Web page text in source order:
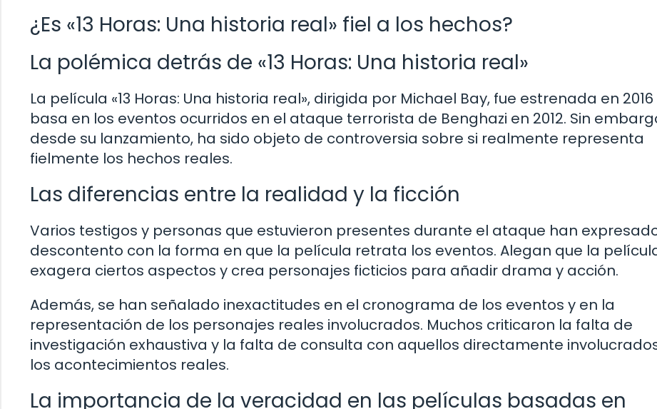
¿Es «13 Horas: Una historia real» fiel a los hechos?
La polémica detrás de «13 Horas: Una historia real»
La película «13 Horas: Una historia real», dirigida por Michael Bay, fue estrenada en 2016
basa en los eventos ocurridos en el ataque terrorista de Benghazi en 2012. Sin
desde su lanzamiento, ha sido objeto de controversia sobre si realmente representa
fielmente los hechos reales.
Las diferencias entre la realidad y la ficción
Varios testigos y personas que estuvieron presentes durante el ataque han
descontento con la forma en que la película retrata los eventos. Alegan que la
exagera ciertos aspectos y crea personajes ficticios para añadir drama y acción.
Además, se han señalado inexactitudes en el cronograma de los eventos y en la
representación de los personajes reales involucrados. Muchos criticaron la falta de
investigación exhaustiva y la falta de consulta con aquellos directamente
los acontecimientos reales.
La importancia de la veracidad en las películas basadas en